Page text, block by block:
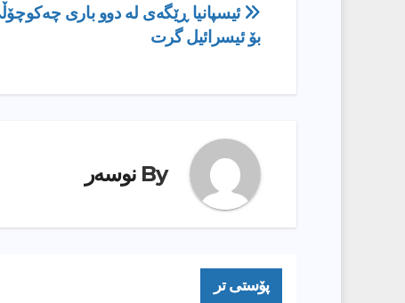
ڕێدۆزیی
بابەت
ئیسپانیا ڕێگەی لە دوو باری
بۆ ئیسرائیل گرت
By نوسەر
پۆستى تر